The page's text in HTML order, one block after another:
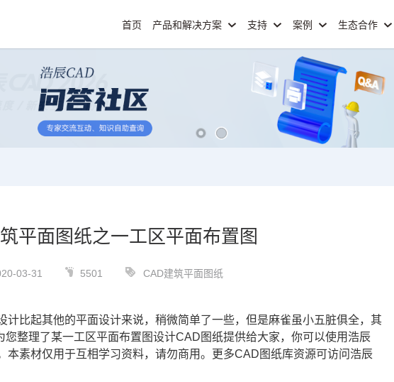
首页 产品和解决方案 支持 案例 生态合作
平面图纸之一工区平面布置图
03-31 5501 CAD建筑平面图纸
计比起其他的平面设计来说，稍微简单了一些，但是麻雀虽小五脏俱全，其
您整理了某一工区平面布置图设计CAD图纸提供给大家，你可以使用浩辰
本素材仅用于互相学习资料，请勿商用。更多CAD图纸库资源可访问浩辰